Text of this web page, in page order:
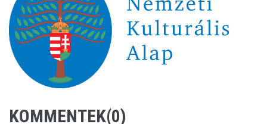
KOMMENTEK(0)